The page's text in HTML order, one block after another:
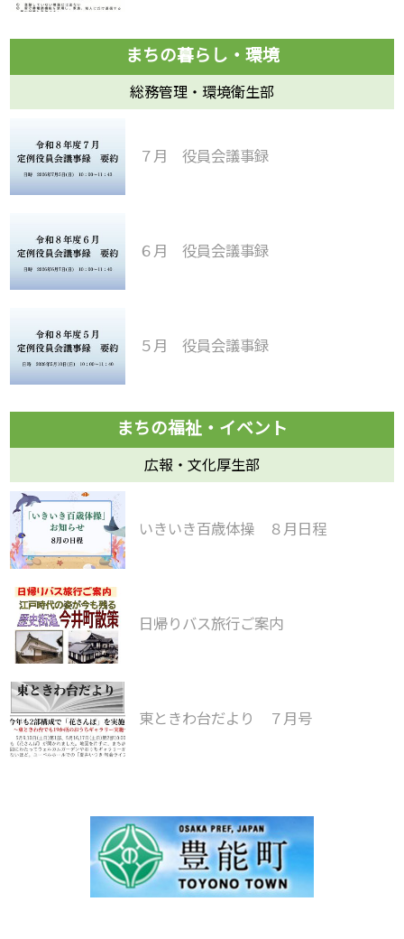
総務管理・環境衛生部
７月 役員会議事録
６月 役員会議事録
５月 役員会議事録
広報・文化厚生部
いきいき百歳体操 ８月日程
日帰りバス旅行ご案内
東ときわ台だより ７月号